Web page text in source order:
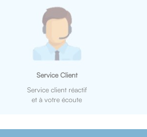
Service Client
Service client réactif
et à votre écoute